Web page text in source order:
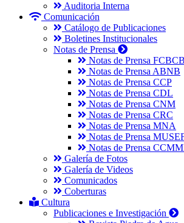
Auditoria Interna
Comunicación
Catálogo de Publicaciones
Boletines Institucionales
Notas de Prensa
Notas de Prensa FCBCB
Notas de Prensa ABNB
Notas de Prensa CCP
Notas de Prensa CDL
Notas de Prensa CNM
Notas de Prensa CRC
Notas de Prensa MNA
Notas de Prensa
Notas de Prensa
Galería de Fotos
Galería de Videos
Comunicados
Coberturas
Cultura
Publicaciones e Investigación